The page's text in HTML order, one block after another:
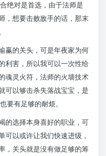
绝对是首选，由于法师是
，想要击败敌手的话，那末
赢的关头，可是年夜家为何
利害，所以我可以一次性给
魂灵火符，法师的火墙技术
可以够击杀失落战宝宝，是
要有足够的耐烦。
的选择本身喜好的职业，可
可以或许让我们快速进级，
，关头就是没有做足够的筹